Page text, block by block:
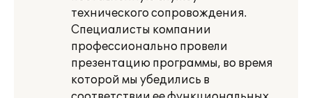
технического сопровождения.
Специалисты компании
профессионально провели
презентацию программы, во время
которой мы убедились в